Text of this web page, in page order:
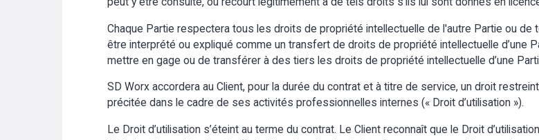
Chaque Partie respectera tous les droits de propriété intellectuelle de l'autre Partie ou de
être interprété ou expliqué comme un transfert de droits de propriété intellectuelle d’une
mettre en gage ou de transférer à des tiers les droits de propriété intellectuelle d’une
SD Worx accordera au Client, pour la durée du contrat et à titre de service, un droit
précitée dans le cadre de ses activités professionnelles internes (« Droit d’utilisation »).
Le Droit d’utilisation s’éteint au terme du contrat. Le Client reconnaît que le Droit